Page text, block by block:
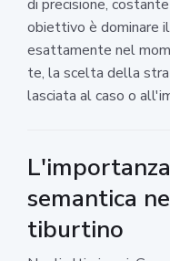
di precisione,
obiettivo è dominare
esattamente nel
te, la scelta della
lasciata al caso o
semantica
tiburtino